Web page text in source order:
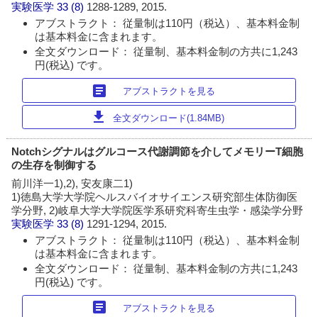
実験医学 33 (8) 1288-1289, 2015.
アブストラクト： 従量制は110円（税込）、基本料金制
は基本料金に含まれます。
全文ダウンロード： 従量制、基本料金制の方共に1,243
円(税込) です。
article アブストラクトを見る
download 全文ダウンロード(1.84MB)
Notchシグナルはグルコース代謝調節を介してメモリーT細胞
の生存を制御する
前川洋一1),2), 安友康二1)
1)徳島大学大学院ヘルスバイオサイエンス研究部生体防御医
学分野, 2)岐阜大学大学院医学系研究科寄生虫学・感染学分野
実験医学 33 (8) 1291-1294, 2015.
アブストラクト： 従量制は110円（税込）、基本料金制
は基本料金に含まれます。
全文ダウンロード： 従量制、基本料金制の方共に1,243
円(税込) です。
article アブストラクトを見る